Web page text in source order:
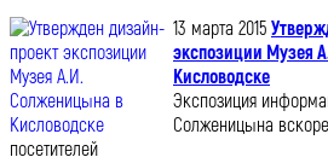
13 марта 2015
экспозиции Музея
Кисловодске
Экспозиция
Солженицына
посетителей